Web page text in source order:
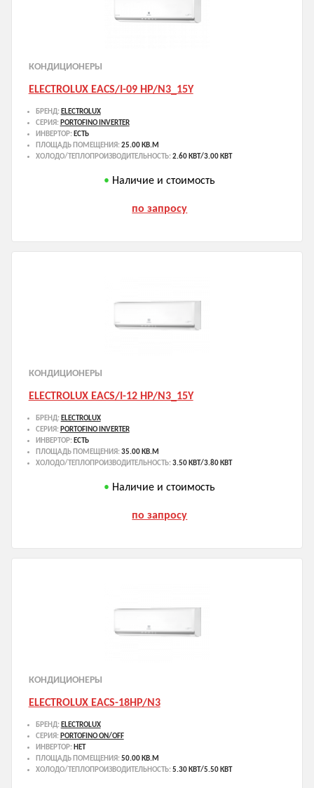
КОНДИЦИОНЕРЫ
ELECTROLUX EACS/I-09 HP/N3_15Y
БРЕНД: ELECTROLUX
СЕРИЯ: PORTOFINO INVERTER
ИНВЕРТОР: ЕСТЬ
ПЛОЩАДЬ ПОМЕЩЕНИЯ: 25.00 КВ.М
ХОЛОДО/ТЕПЛОПРОИЗВОДИТЕЛЬНОСТЬ: 2.60 КВТ/3.00 КВТ
Наличие и стоимость
по запросу
КОНДИЦИОНЕРЫ
ELECTROLUX EACS/I-12 HP/N3_15Y
БРЕНД: ELECTROLUX
СЕРИЯ: PORTOFINO INVERTER
ИНВЕРТОР: ЕСТЬ
ПЛОЩАДЬ ПОМЕЩЕНИЯ: 35.00 КВ.М
ХОЛОДО/ТЕПЛОПРОИЗВОДИТЕЛЬНОСТЬ: 3.50 КВТ/3.80 КВТ
Наличие и стоимость
по запросу
КОНДИЦИОНЕРЫ
ELECTROLUX EACS-18HP/N3
БРЕНД: ELECTROLUX
СЕРИЯ: PORTOFINO ON/OFF
ИНВЕРТОР: НЕТ
ПЛОЩАДЬ ПОМЕЩЕНИЯ: 50.00 КВ.М
ХОЛОДО/ТЕПЛОПРОИЗВОДИТЕЛЬНОСТЬ: 5.30 КВТ/5.50 КВТ